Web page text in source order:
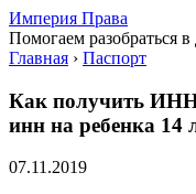
Империя Права
Помогаем разобраться
Главная › Паспорт
Как получить
инн на ребенка 14
07.11.2019